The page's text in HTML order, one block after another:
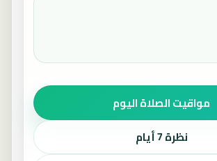
مواقيت الصلاة اليوم
نظرة 7 أيام